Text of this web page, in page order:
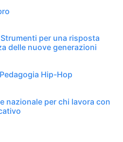
per una risposta
delle nuove generazioni
Hip-Hop
nazionale per chi lavora con